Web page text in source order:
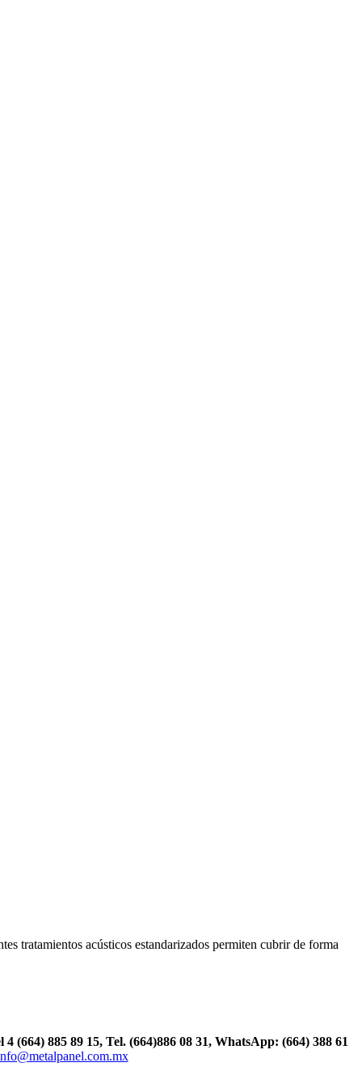
tratamientos acústicos estandarizados permiten cubrir de forma
4 (664) 885 89 15, Tel. (664)886 08 31, WhatsApp: (664) 388 61